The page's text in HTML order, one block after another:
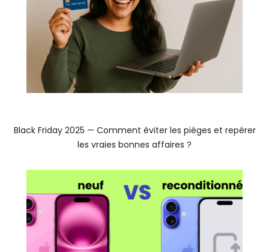
Black Friday 2025 — Comment éviter les pièges et repérer
les vraies bonnes affaires ?